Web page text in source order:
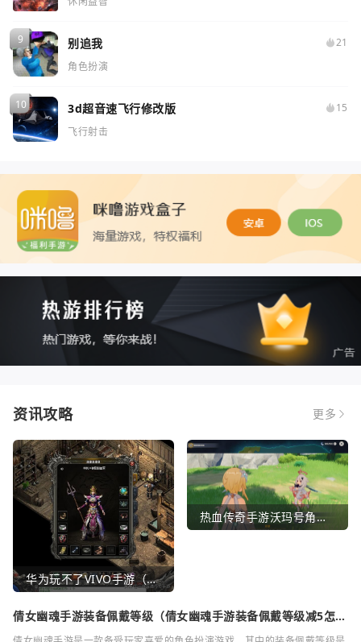
别追我
21
角色扮演
3d超音速飞行修改版
15
飞行射击
资讯攻略 更多
华为玩不了VIVO手游（华为玩不了VIVO手游怎么办）
热血传奇手游沃玛号角（热血传奇沃玛装备隐藏属性）
倩女幽魂手游装备佩戴等级（倩女幽魂手游装备佩戴等级减5怎么